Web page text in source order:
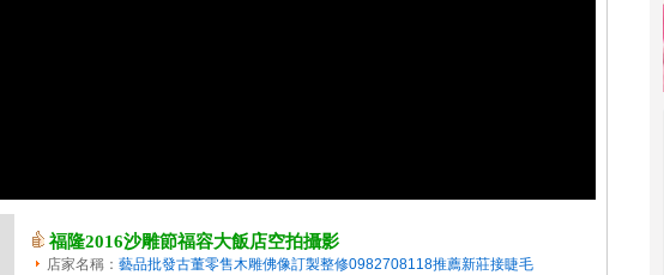
福隆2016沙雕節福容大飯店空拍攝影
店家名稱： 藝品批發古董零售木雕佛像訂製整修0982708118推薦新莊接睫毛